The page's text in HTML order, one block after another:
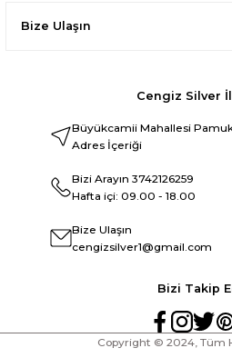
Cengiz Silver
Büyükcamii Mahallesi
Adres İçeriği
Bizi Arayın 3742126259
Hafta içi: 09.00 - 18.00
Bize Ulaşın
cengizsilver1@gmail.com
Bize Ulaşın
Bizi Takip
Copyright © 2024, Tüm